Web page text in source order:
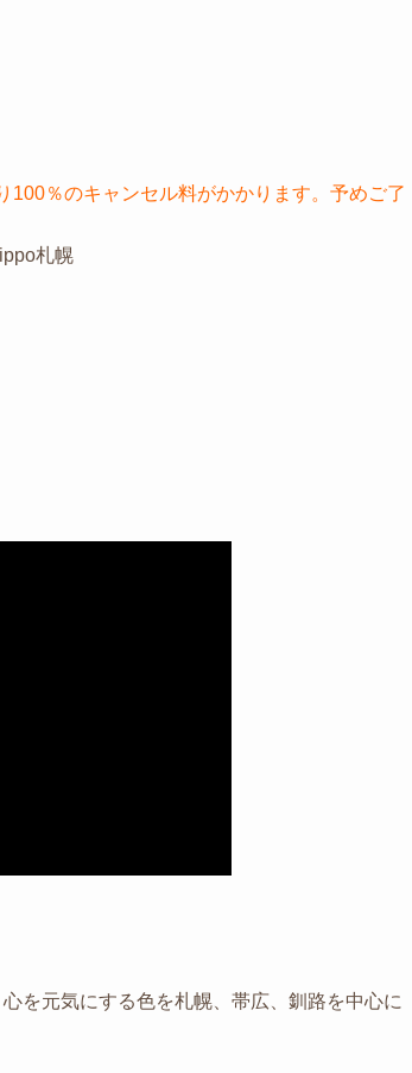
％のキャンセル料がかかります。予めご了
札幌
を元気にする色を札幌、帯広、釧路を中心に